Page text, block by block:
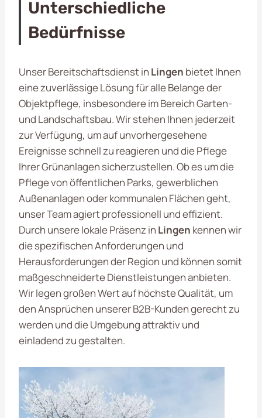
Unterschiedliche
Bedürfnisse
Unser Bereitschaftsdienst in Lingen bietet Ihnen
eine zuverlässige Lösung für alle Belange der
Objektpflege, insbesondere im Bereich Garten-
und Landschaftsbau. Wir stehen Ihnen jederzeit
zur Verfügung, um auf unvorhergesehene
Ereignisse schnell zu reagieren und die Pflege
Ihrer Grünanlagen sicherzustellen. Ob es um die
Pflege von öffentlichen Parks, gewerblichen
Außenanlagen oder kommunalen Flächen geht,
unser Team agiert professionell und effizient.
Durch unsere lokale Präsenz in Lingen kennen wir
die spezifischen Anforderungen und
Herausforderungen der Region und können somit
maßgeschneiderte Dienstleistungen anbieten.
Wir legen großen Wert auf höchste Qualität, um
den Ansprüchen unserer B2B-Kunden gerecht zu
werden und die Umgebung attraktiv und
einladend zu gestalten.